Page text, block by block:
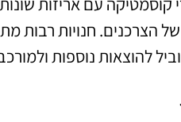
הצרכנים. חנויות רבות
להוצאות נוספות